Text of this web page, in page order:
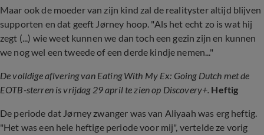
Maar ook de moeder van zijn kind zal de realityster altijd blijven
supporten en dat geeft Jørney hoop. "Als het echt zo is wat hij
zegt (...) wie weet kunnen we dan toch een gezin zijn en kunnen
we nog wel een tweede of een derde kindje nemen..."
De volldige aflvering van Eating With My Ex: Going Dutch met de
EOTB-sterren is vrijdag 29 april te zien op Discovery+. Heftig
De periode dat Jørney zwanger was van Aliyaah was erg heftig.
"Het was een hele heftige periode voor mij", vertelde ze vorig